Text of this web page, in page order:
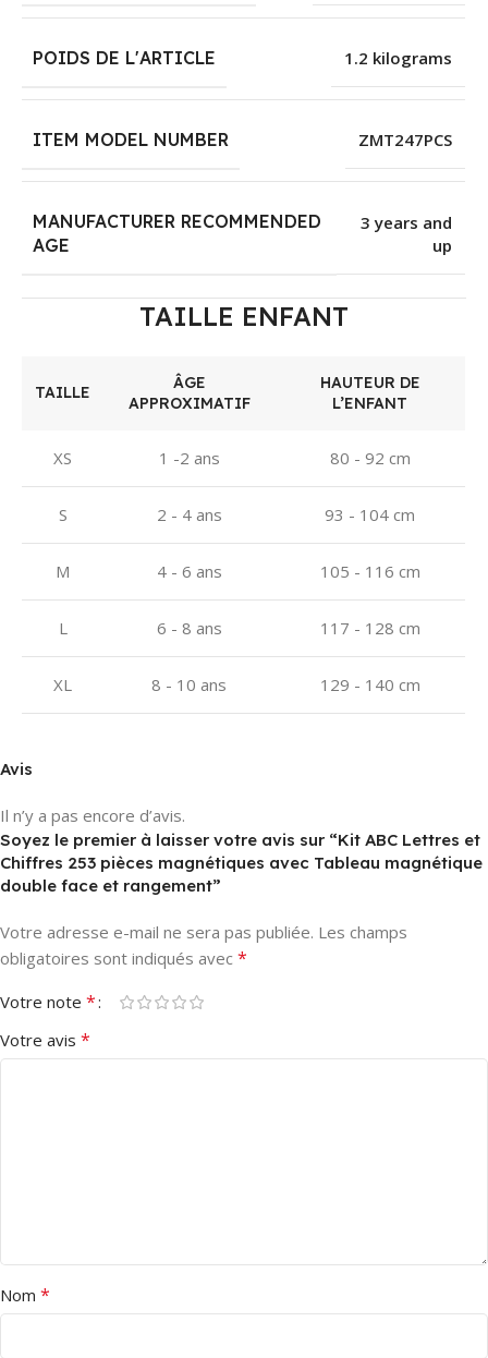
POIDS DE L'ARTICLE 1.2 kilograms
ITEM MODEL NUMBER ZMT247PCS
MANUFACTURER RECOMMENDED
AGE
3 years and
up
TAILLE ENFANT
TAILLE
ÂGE
APPROXIMATIF
HAUTEUR DE
L’ENFANT
XS 1 -2 ans 80 - 92 cm
S 2 - 4 ans 93 - 104 cm
M 4 - 6 ans 105 - 116 cm
L 6 - 8 ans 117 - 128 cm
XL 8 - 10 ans 129 - 140 cm
Avis
Il n’y a pas encore d’avis.
Soyez le premier à laisser votre avis sur “Kit ABC Lettres et
Chiffres 253 pièces magnétiques avec Tableau magnétique
double face et rangement”
Votre adresse e-mail ne sera pas publiée. Les champs
obligatoires sont indiqués avec *
Votre note *
Votre avis *
Nom *